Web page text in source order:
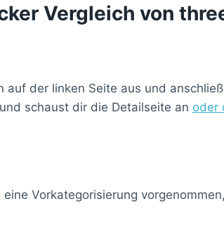
Vergleich von
der linken Seite aus und
schaust dir die Detailseite an oder
Vorkategorisierung